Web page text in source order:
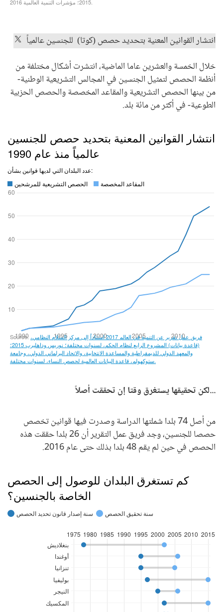
انتشار القوانين المعنية بتحديد حصص (كوتا) للجنسين عالمياً
خلال الخمسة والعشرين عاما الماضية، انتشرت أشكال مختلفة من
أنظمة الحصص لتمثيل الجنسين في المجالس التشريعية الوطنية-
من بينها الحصص التشريعية والمقاعد المخصصة والحصص الحزبية
الطوعية- في أكثر من مائة بلد.
...لكن تحقيقها يستغرق وقتا إن تحققت أصلاً
من أصل 74 بلدا شملتها الدراسة وصدرت فيها قوانين تخصص
حصصا للجنسين، وجد فريق عمل التقرير أن 26 بلدا حققت هذه
الحصص في حين لم يقم 48 بلدا بذلك حتى عام 2016.